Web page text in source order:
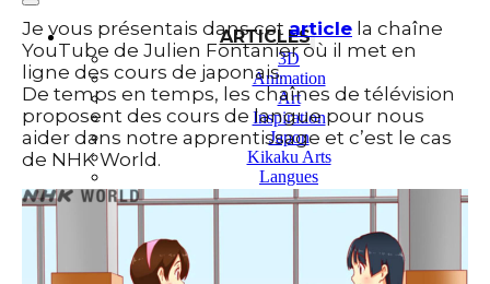
ARTICLES
3D
Animation
Art
Inspiration
Japon
Kikaku Arts
Langues
Lifestyle
Je vous présentais dans cet article la chaîne
YouTube de Julien Fontanier où il met en
ligne des cours de japonais.
De temps en temps, les chaînes de télévision
proposent des cours de langue pour nous
aider dans notre apprentissage et c’est le cas
de NHK World.